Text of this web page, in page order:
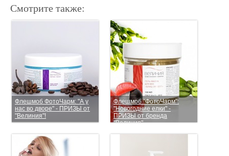
Смотрите также:
Флешмоб ФотоЧарм: "А у
нас во дворе" - ПРИЗЫ от
"Велиния"!
Флешмоб "ФотоЧарм":
"Новогодние елки" -
ПРИЗЫ от бренда
"Велиния"